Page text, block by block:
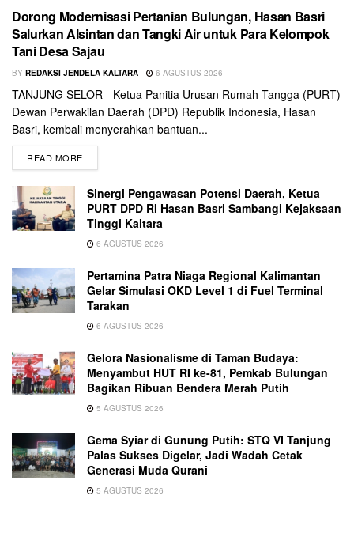
Dorong Modernisasi Pertanian Bulungan, Hasan Basri
Salurkan Alsintan dan Tangki Air untuk Para Kelompok
Tani Desa Sajau
BY REDAKSI JENDELA KALTARA 6 AGUSTUS 2026
TANJUNG SELOR - Ketua Panitia Urusan Rumah Tangga (PURT)
Dewan Perwakilan Daerah (DPD) Republik Indonesia, Hasan
Basri, kembali menyerahkan bantuan...
READ MORE
Sinergi Pengawasan Potensi Daerah, Ketua
PURT DPD RI Hasan Basri Sambangi Kejaksaan
Tinggi Kaltara
6 AGUSTUS 2026
Pertamina Patra Niaga Regional Kalimantan
Gelar Simulasi OKD Level 1 di Fuel Terminal
Tarakan
6 AGUSTUS 2026
Gelora Nasionalisme di Taman Budaya:
Menyambut HUT RI ke-81, Pemkab Bulungan
Bagikan Ribuan Bendera Merah Putih
5 AGUSTUS 2026
Gema Syiar di Gunung Putih: STQ VI Tanjung
Palas Sukses Digelar, Jadi Wadah Cetak
Generasi Muda Qurani
5 AGUSTUS 2026